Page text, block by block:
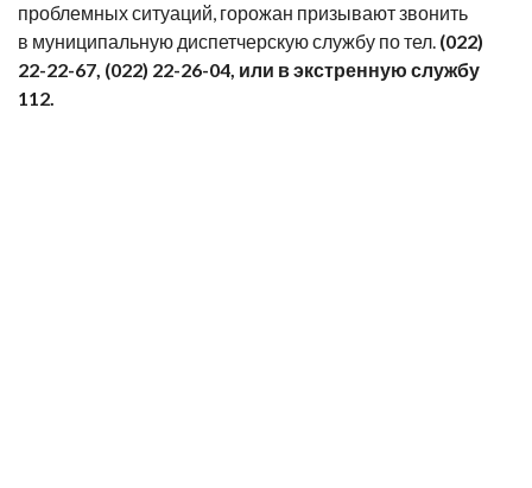
проблемных ситуаций, горожан призывают звонить
в муниципальную диспетчерскую службу по тел. (022)
22-22-67, (022) 22-26-04, или в экстренную службу
112.